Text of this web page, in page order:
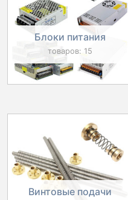
Блоки питания
товаров: 15
Винтовые подачи